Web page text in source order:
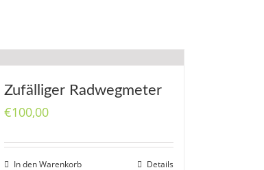
Zufälliger Radwegmeter
€100,00
In den Warenkorb Details